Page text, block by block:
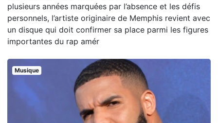
plusieurs années marquées par l’absence et les défis
personnels, l’artiste originaire de Memphis revient avec
un disque qui doit confirmer sa place parmi les figures
importantes du rap amér
Musique